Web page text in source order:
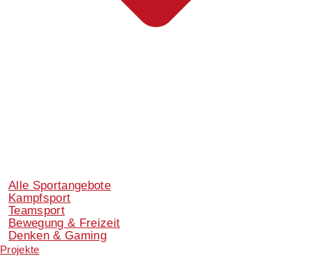
Alle Sportangebote
Kampfsport
Teamsport
Bewegung & Freizeit
Denken & Gaming
Projekte